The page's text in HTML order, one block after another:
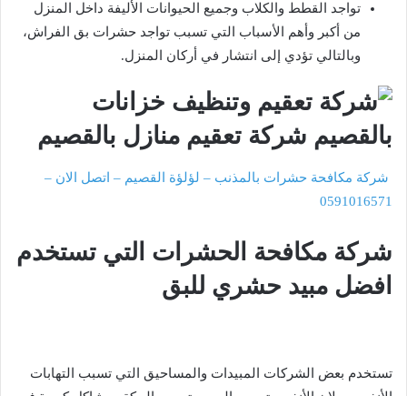
تواجد القطط والكلاب وجميع الحيوانات الأليفة داخل المنزل
من أكبر وأهم الأسباب التي تسبب تواجد حشرات بق الفراش،
وبالتالي تؤدي إلى انتشار في أركان المنزل.
شركة مكافحة حشرات بالمذنب – لؤلؤة القصيم – اتصل الان –
0591016571
شركة مكافحة الحشرات التي تستخدم
افضل مبيد حشري للبق
تستخدم بعض الشركات المبيدات والمساحيق التي تسبب التهابات